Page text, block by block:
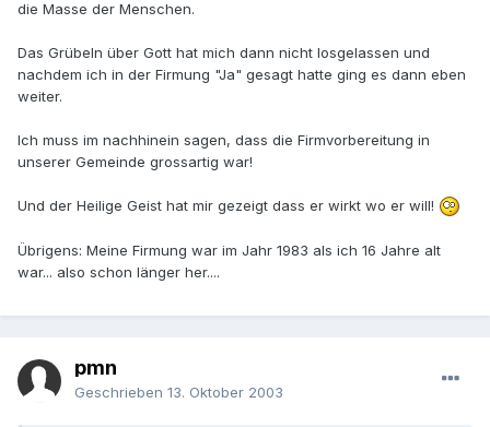
die Masse der Menschen.
Das Grübeln über Gott hat mich dann nicht losgelassen und
nachdem ich in der Firmung "Ja" gesagt hatte ging es dann eben
weiter.
Ich muss im nachhinein sagen, dass die Firmvorbereitung in
unserer Gemeinde grossartig war!
Und der Heilige Geist hat mir gezeigt dass er wirkt wo er will!
Übrigens: Meine Firmung war im Jahr 1983 als ich 16 Jahre alt
war... also schon länger her....
pmn
Geschrieben 13. Oktober 2003